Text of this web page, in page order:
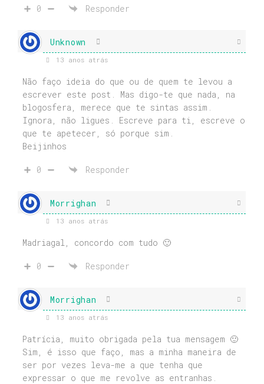
0 Responder
Unknown
13 anos atrás
Não faço ideia do que ou de quem te levou a
escrever este post. Mas digo-te que nada, na
blogosfera, merece que te sintas assim.
Ignora, não ligues. Escreve para ti, escreve o
que te apetecer, só porque sim.
Beijinhos
0 Responder
Morrighan
13 anos atrás
Madriagal, concordo com tudo 🙂
0 Responder
Morrighan
13 anos atrás
Patrícia, muito obrigada pela tua mensagem 🙂
Sim, é isso que faço, mas a minha maneira de
ser por vezes leva-me a que tenha que
expressar o que me revolve as entranhas.